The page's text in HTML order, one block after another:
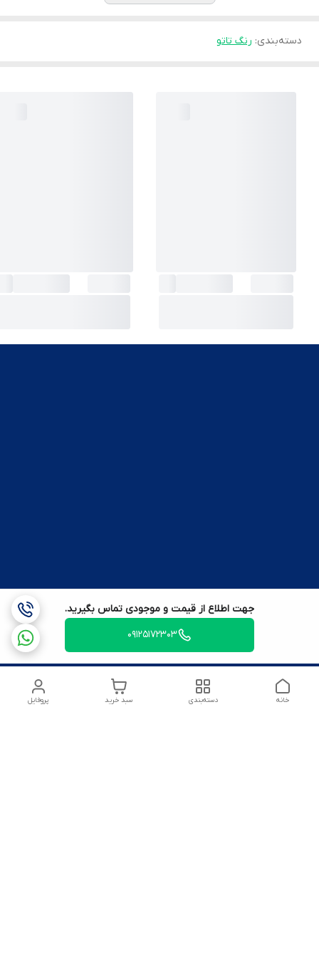
جهت اطلاع از قیمت و موجودی تماس بگیرید.
09125172303
دسته‌بندی: رنگ تاتو
پروفایل سبد خرید دسته‌بندی خانه